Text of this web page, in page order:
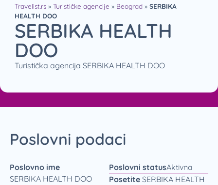
Travelist.rs » Turističke agencije » Beograd » SERBIKA
HEALTH DOO
SERBIKA HEALTH
DOO
Turistička agencija SERBIKA HEALTH DOO
Poslovni podaci
Poslovno ime
SERBIKA HEALTH DOO
Poslovni statusAktivna
Posetite SERBIKA HEALTH